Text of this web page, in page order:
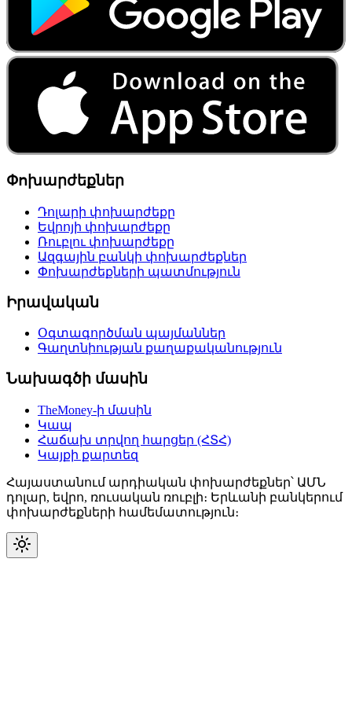
Փոխարժեքներ
Դոլարի փոխարժեքը
Եվրոյի փոխարժեքը
Ռուբլու փոխարժեքը
Ազգային բանկի փոխարժեքներ
Փոխարժեքների պատմություն
Իրավական
Օգտագործման պայմաններ
Գաղտնիության քաղաքականություն
Նախագծի մասին
TheMoney-ի մասին
Կապ
Հաճախ տրվող հարցեր (ՀՏՀ)
Կայքի քարտեզ
Հայաստանում արդիական փոխարժեքներ՝ ԱՄՆ
դոլար, եվրո, ռուսական ռուբլի։ Երևանի բանկերում
փոխարժեքների համեմատություն։